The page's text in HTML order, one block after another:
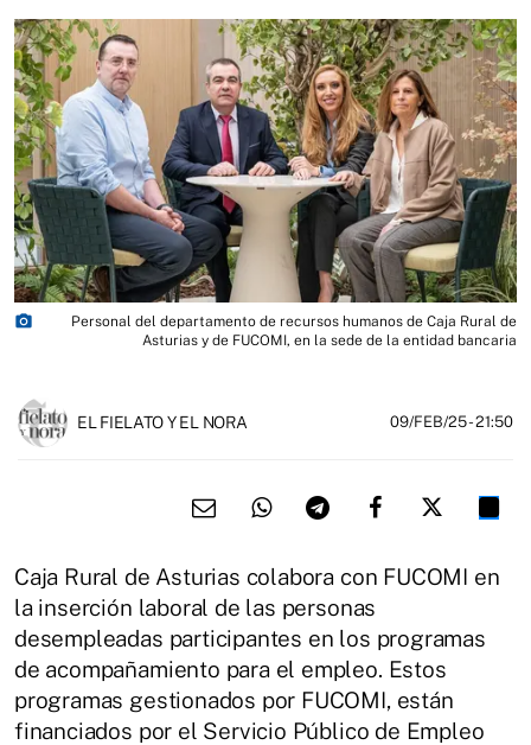
photo_camera
Personal del departamento de recursos humanos de Caja Rural de
Asturias y de FUCOMI, en la sede de la entidad bancaria
EL FIELATO Y EL NORA 09/FEB/25- 21:50
Caja Rural de Asturias colabora con FUCOMI en
la inserción laboral de las personas
desempleadas participantes en los programas
de acompañamiento para el empleo. Estos
programas gestionados por FUCOMI, están
financiados por el Servicio Público de Empleo